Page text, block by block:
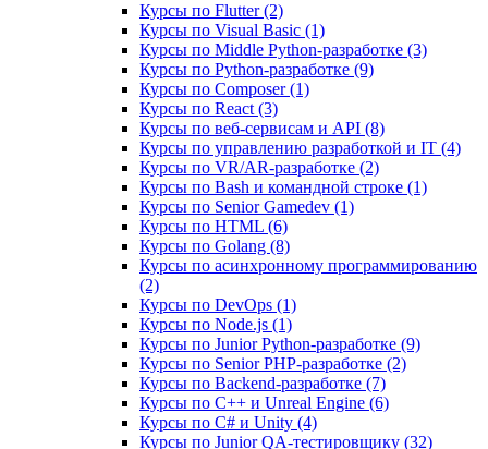
Курсы по Flutter (2)
Курсы по Visual Basic (1)
Курсы по Middle Python-разработке (3)
Курсы по Python-разработке (9)
Курсы по Composer (1)
Курсы по React (3)
Курсы по веб‑сервисам и API (8)
Курсы по управлению разработкой и IT (4)
Курсы по VR/AR‑разработке (2)
Курсы по Bash и командной строке (1)
Курсы по Senior Gamedev (1)
Курсы по HTML (6)
Курсы по Golang (8)
Курсы по асинхронному программированию
(2)
Курсы по DevOps (1)
Курсы по Node.js (1)
Курсы по Junior Python-разработке (9)
Курсы по Senior PHP-разработке (2)
Курсы по Backend‑разработке (7)
Курсы по C++ и Unreal Engine (6)
Курсы по C# и Unity (4)
Курсы по Junior QA-тестировщику (32)